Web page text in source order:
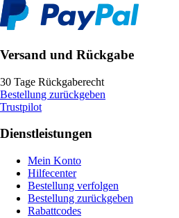
Versand und Rückgabe
30 Tage Rückgaberecht
Bestellung zurückgeben
Trustpilot
Dienstleistungen
Mein Konto
Hilfecenter
Bestellung verfolgen
Bestellung zurückgeben
Rabattcodes